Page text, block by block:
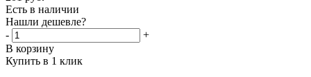
Есть в наличии
Нашли дешевле?
-
+
В корзину
Купить в 1 клик